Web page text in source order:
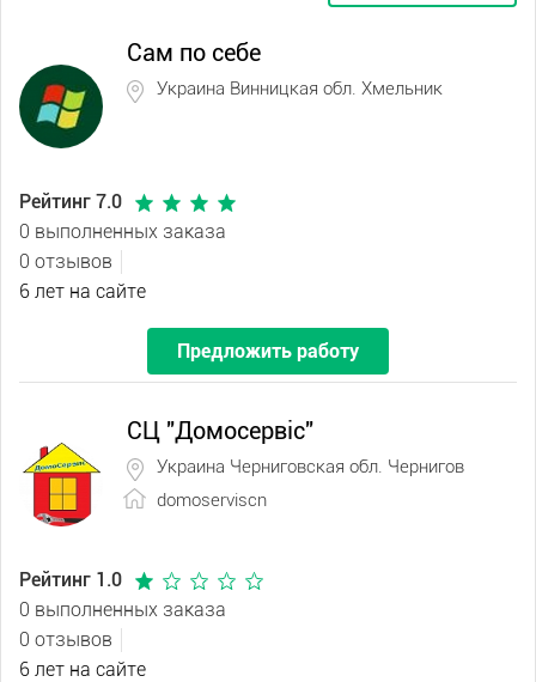
Сам по себе
Украина Винницкая обл. Хмельник
Рейтинг 7.0
0 выполненных заказа
0 отзывов
6 лет на сайте
Предложить работу
СЦ "Домосервіс"
Украина Черниговская обл. Чернигов
domoserviscn
Рейтинг 1.0
0 выполненных заказа
0 отзывов
6 лет на сайте